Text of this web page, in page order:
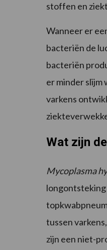
stoffen en
Wanneer er
bacteriën de
bacteriën
er minder
varkens
Wat zijn
Mycoplasma
longontsteking
tussen
zijn een niet-